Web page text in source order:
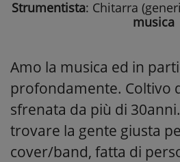
Strumentista: Chitarra
musica
Amo la musica ed in
profondamente. Coltivo
sfrenata da più di
trovare la gente giusta
cover/band, fatta di